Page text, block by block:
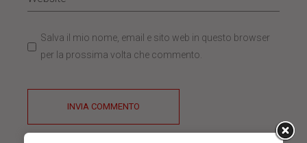
Salva il mio nome, email e sito web in questo browser
per la prossima volta che commento.
INVIA COMMENTO